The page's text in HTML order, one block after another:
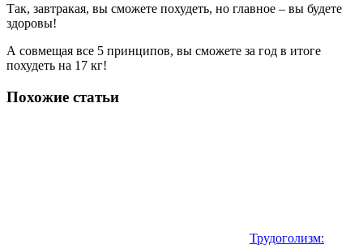
Так, завтракая, вы сможете похудеть, но главное – вы будете
здоровы!
А совмещая все 5 принципов, вы сможете за год в итоге
похудеть на 17 кг!
Похожие статьи
Трудоголизм: